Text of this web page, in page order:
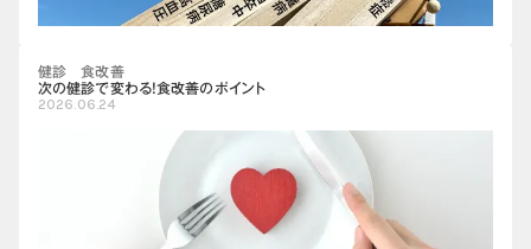
健診 食改善
次の健診で変わる!食改善のポイント
2026.06.24